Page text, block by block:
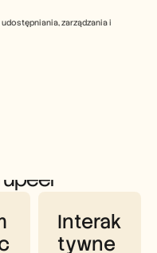
zarządzania i
generatora
Interak
tywne